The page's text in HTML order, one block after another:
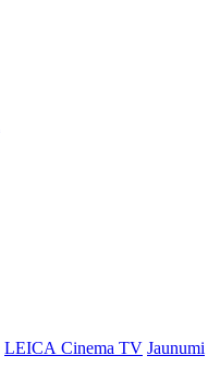
LEICA Cinema TV Jaunumi